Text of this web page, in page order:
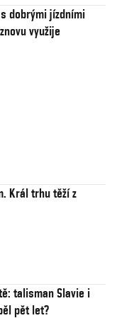
dobrými jízdními
využije
Král trhu těží z
talisman Slavie i
pět let?